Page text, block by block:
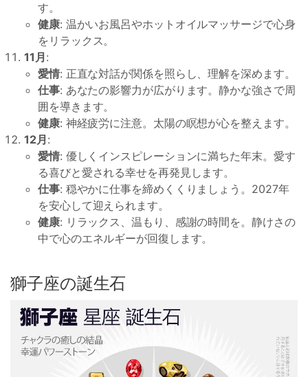
す。
健康: 温かいお風呂やホットオイルマッサージで心身
をリラックス。
11月 :
愛情: 正直な対話が関係を照らし、理解を深めます。
仕事: あなたの影響力が広がります。静かな強さで周
囲を導きます。
健康: 神経疲労に注意。太陽の瞑想が心を整えます。
12月 :
愛情: 優しくインスピレーションに満ちた年末。愛す
る喜びと愛される幸せを再発見します。
仕事: 穏やかに仕事を締めくくりましょう。2027年
を安心して迎えられます。
健康: リラックス、温もり、感謝の時間を。静けさの
中で心のエネルギーが回復します。
獅子座の誕生石